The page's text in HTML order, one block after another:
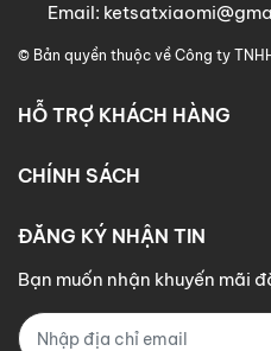
Email:
© Bản quyền thuộc về Công ty
HỖ TRỢ KHÁCH HÀNG
CHÍNH SÁCH
ĐĂNG KÝ NHẬN TIN
Bạn muốn nhận khuyến mãi